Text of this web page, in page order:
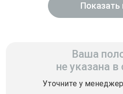
Показать
Ваша
не указана в
Уточните у